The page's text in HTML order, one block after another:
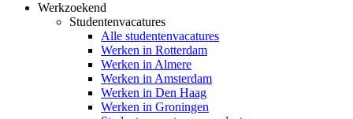
Werkzoekend
Studentenvacatures
Alle studentenvacatures
Werken in Rotterdam
Werken in Almere
Werken in Amsterdam
Werken in Den Haag
Werken in Groningen